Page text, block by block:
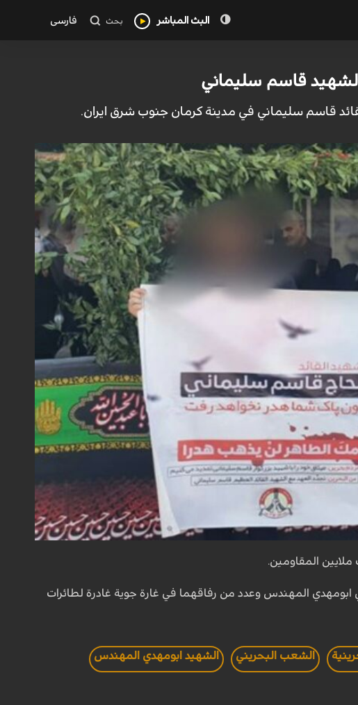
البث المباشر بحث فارسی
المقاومين.
المهندس وعدد من رفاقهما في غارة جوية غادرة لطائرات
الشعب البحريني الشهيد ابومهدي المهندس